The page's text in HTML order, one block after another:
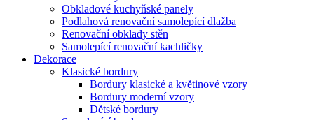
Obkladové kuchyňské panely
Podlahová renovační samolepící dlažba
Renovační obklady stěn
Samolepící renovační kachličky
Dekorace
Klasické bordury
Bordury klasické a květinové vzory
Bordury moderní vzory
Dětské bordury